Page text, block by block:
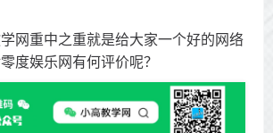
网重中之重就是给大家一个好的网络
度娱乐网有何评价呢？